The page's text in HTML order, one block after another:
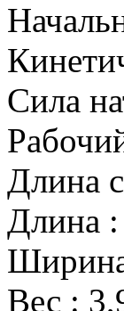
Сила
Длина
Длина :
Вес :